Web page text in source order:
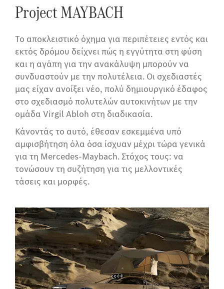
Project MAYBACH
Το αποκλειστικό όχημα για περιπέτειες εντός και
εκτός δρόμου δείχνει πώς η εγγύτητα στη φύση
και η αγάπη για την ανακάλυψη μπορούν να
συνδυαστούν με την πολυτέλεια. Οι σχεδιαστές
μας είχαν ανοίξει νέο, πολύ δημιουργικό έδαφος
στο σχεδιασμό πολυτελών αυτοκινήτων με την
ομάδα Virgil Abloh στη διαδικασία.
Κάνοντάς το αυτό, έθεσαν εσκεμμένα υπό
αμφισβήτηση όλα όσα ίσχυαν μέχρι τώρα γενικά
για τη Mercedes-Maybach. Στόχος τους: να
τονώσουν τη συζήτηση για τις μελλοντικές
τάσεις και μορφές.